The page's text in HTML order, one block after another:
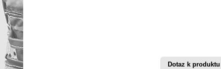
Dotaz k produktu